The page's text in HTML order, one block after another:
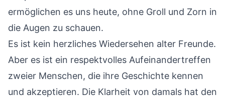
ermöglichen es uns heute, ohne Groll und Zorn in
die Augen zu schauen.
Es ist kein herzliches Wiedersehen alter Freunde.
Aber es ist ein respektvolles Aufeinandertreffen
zweier Menschen, die ihre Geschichte kennen
und akzeptieren. Die Klarheit von damals hat den